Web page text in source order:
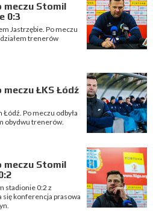
meczu Stomil
0:3
Jastrzębie. Po meczu
trenerów
ŁKS Łódź
Łódź. Po meczu odbyła
obydwu trenerów.
meczu Stomil
stadionie 0:2 z
się konferencja prasowa